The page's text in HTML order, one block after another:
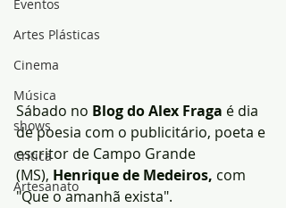
Eventos
Artes Plásticas
Cinema
Música
shows
Crítica
Artesanato
Sábado no Blog do Alex Fraga é dia
de poesia com o publicitário, poeta e
escritor de Campo Grande
(MS), Henrique de Medeiros, com
"Que o amanhã exista".